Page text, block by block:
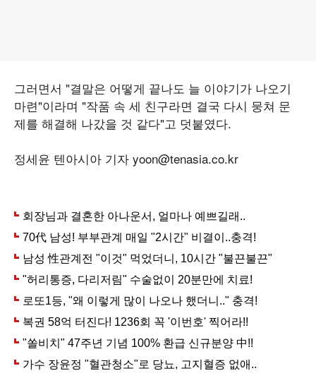
그러면서 "결말은 어떻게 끝나도 늘 이야기가 나오기
마련"이라며 "작품 속 세 친구라면 결국 다시 뭉쳐 문
제를 해결해 나갔을 것 같다"고 덧붙였다.
정세윤 텐아시아 기자 yoon@tenasia.co.kr